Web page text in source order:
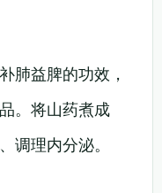
肺益脾的功效，
。将山药煮成
调理内分泌。